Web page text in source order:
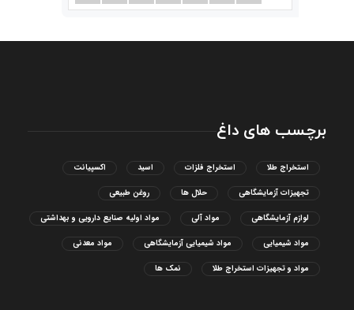
برچسب های داغ
استخراج طلا استخراج فلزات اسید اکسپیانت
تجهیزات آزمایشگاهی حلال ها روغن طبیعی
لوازم آزمایشگاهی مواد آلی مواد اولیه صنایع دارویی و بهداشتی
مواد شیمیایی مواد شیمیایی آزمایشگاهی مواد معدنی
مواد و تجهیزات استخراج طلا نمک ها